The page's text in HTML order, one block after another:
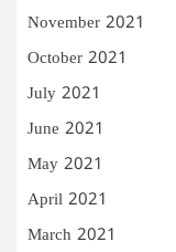
November 2021
October 2021
July 2021
June 2021
May 2021
April 2021
March 2021